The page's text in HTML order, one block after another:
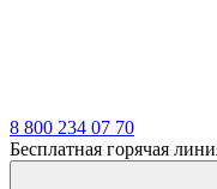
8 800 234 07 70
Бесплатная горячая